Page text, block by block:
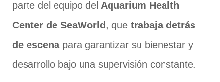
parte del equipo del Aquarium Health
Center de SeaWorld , que trabaja detrás
de escenapara garantizar su bienestar y
desarrollo bajo una supervisión constante.